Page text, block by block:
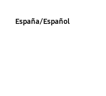
España/Español